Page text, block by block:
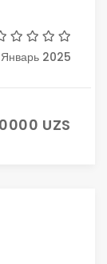
2025
UZS